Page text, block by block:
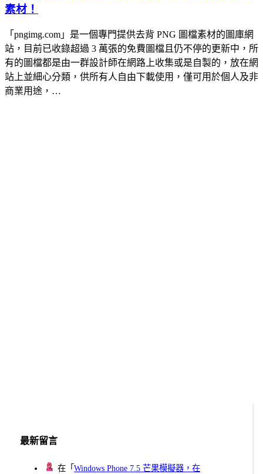
素材！
「pngimg.com」是一個專門提供去背 PNG 圖檔素材的圖庫網
站，目前已收錄超過 3 萬張的免費圖檔且仍不停的更新中，所
有的圖檔都是由一群設計師在網路上收集或是自製的，放在網
站上並細心分類，供所有人自由下載使用，僅可用於個人及非
商業用途，…
最新留言
在「Windows Phone 7.5 芒果模擬器，在